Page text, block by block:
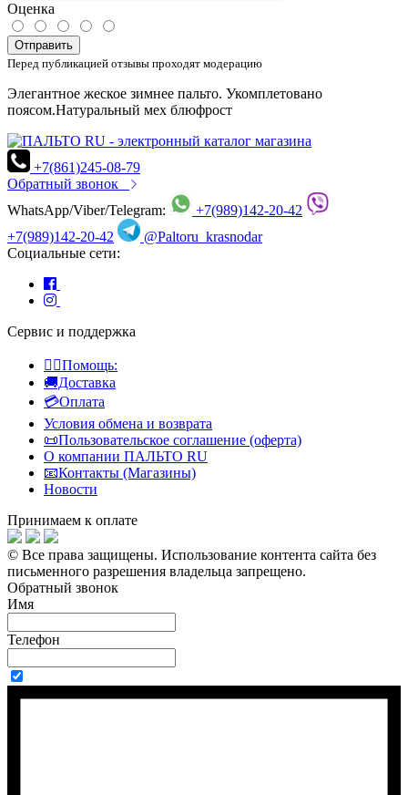
Оценка
Отправить
Перед публикацией отзывы проходят модерацию
Элегантное жеское зимнее пальто. Укомплетовано
поясом.Натуральный мех блюфрост
+7(861)245-08-79
Обратный звонок
WhatsApp/Viber/Telegram:
+7(989)142-20-42
+7(989)142-20-42
@Paltoru_krasnodar
Социальные сети:
Сервис и поддержка
👍🏻Помощь:
🚚Доставка
💳Оплата
Условия обмена и возврата
📜Пользовательское соглашение (оферта)
О компании ПАЛЬТО RU
📧Контакты (Магазины)
Новости
Принимаем к оплате
© Все права защищены. Использование контента сайта без
письменного разрешения владельца запрещено.
Обратный звонок
Имя
Телефон